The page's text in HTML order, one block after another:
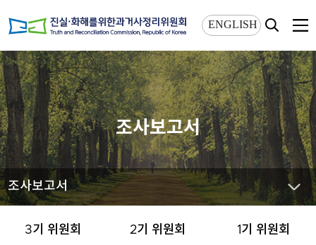
ENGLISH
조사보고서
조사보고서
3기 위원회 2기 위원회 1기 위원회